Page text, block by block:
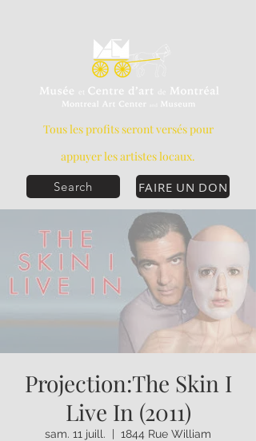
FAIRE UN DON
Tous les profits seront versés pour
appuyer les artistes locaux.
Search
Projection:The Skin I
Live In (2011)
sam. 11 juill. 1844 Rue William